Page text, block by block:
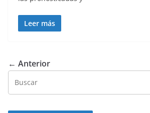
Leer más
← Anterior